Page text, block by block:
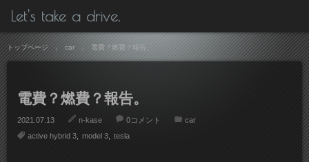
Let's take a drive.
トップページ car 電費？燃費？報告。
電費？燃費？報告。
2021.07.13 n-kase 0コメント
car
active hybrid 3
model 3 tesla